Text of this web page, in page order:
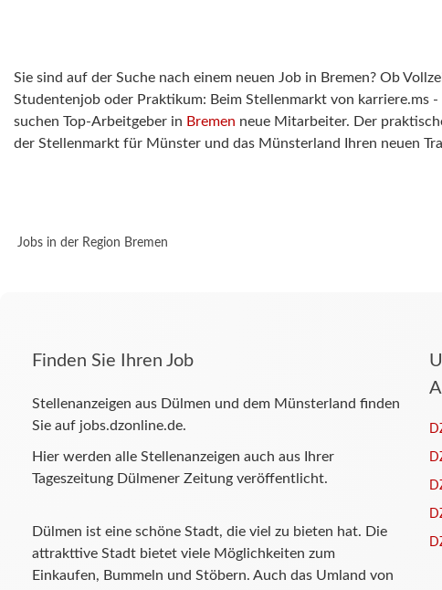
Sie sind auf der Suche nach einem neuen Job in Bremen? Ob
Studentenjob oder Praktikum: Beim Stellenmarkt von karriere.ms
suchen Top-Arbeitgeber in Bremen neue Mitarbeiter. Der
der Stellenmarkt für Münster und das Münsterland Ihren neuen
Jobs in der Region Bremen
Finden Sie Ihren Job
Stellenanzeigen aus Dülmen und dem Münsterland finden
Sie auf jobs.dzonline.de.
Hier werden alle Stellenanzeigen auch aus Ihrer
Tageszeitung Dülmener Zeitung veröffentlicht.
Dülmen ist eine schöne Stadt, die viel zu bieten hat. Die
attrakttive Stadt bietet viele Möglichkeiten zum
Einkaufen, Bummeln und Stöbern. Auch das Umland von